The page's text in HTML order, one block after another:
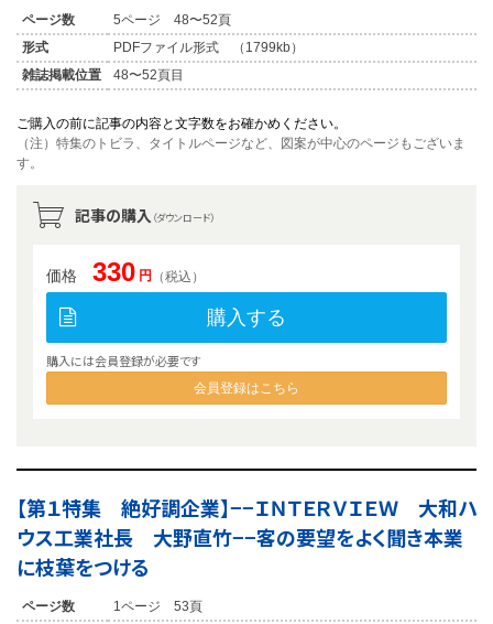
ページ数
5ページ 48〜52頁
形式
PDFファイル形式 （1799kb）
雑誌掲載位置
48〜52頁目
ご購入の前に記事の内容と文字数をお確かめください。
（注）特集のトビラ、タイトルページなど、図案が中心のページもございま
す。
記事の購入 （ダウンロード）
価格 330 円 （税込）
購入する
購入には会員登録が必要です
会員登録はこちら
【第１特集 絶好調企業】−−ＩＮＴＥＲＶＩＥＷ 大和ハ
ウス工業社長 大野直竹−−客の要望をよく聞き本業
に枝葉をつける
ページ数
1ページ 53頁